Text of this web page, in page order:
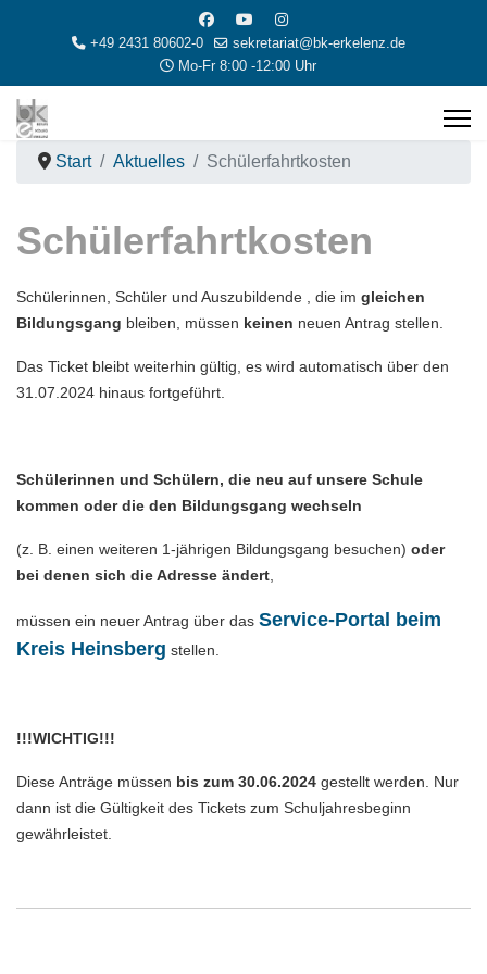
+49 2431 80602-0
sekretariat@bk-erkelenz.de
Mo-Fr 8:00 -12:00 Uhr
Start Aktuelles Schülerfahrtkosten
Schülerfahrtkosten
Schülerinnen, Schüler und Auszubildende , die im gleichen
Bildungsgang bleiben, müssen keinen neuen Antrag stellen.
Das Ticket bleibt weiterhin gültig, es wird automatisch über den
31.07.2024 hinaus fortgeführt.
Schülerinnen und Schülern, die neu auf unsere Schule
kommen oder die den Bildungsgang wechseln
(z. B. einen weiteren 1-jährigen Bildungsgang besuchen) oder
bei denen sich die Adresse ändert
müssen ein neuer Antrag über das Service-Portal beim
Kreis Heinsberg stellen.
!!!WICHTIG!!!
Diese Anträge müssen bis zum 30.06.2024 gestellt werden. Nur
dann ist die Gültigkeit des Tickets zum Schuljahresbeginn
gewährleistet.